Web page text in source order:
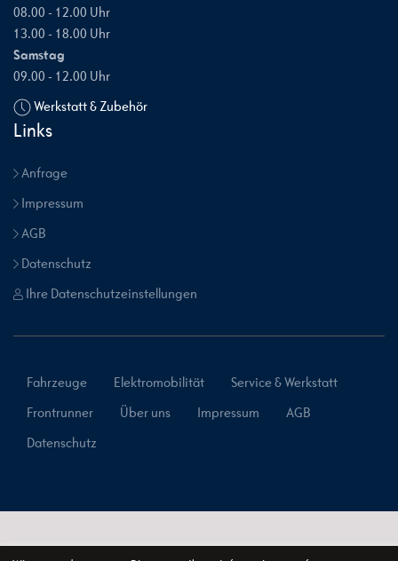
08.00 - 12.00 Uhr
13.00 - 18.00 Uhr
Samstag
09.00 - 12.00 Uhr
Werkstatt & Zubehör
Links
Anfrage
Impressum
AGB
Datenschutz
Ihre Datenschutzeinstellungen
Fahrzeuge Elektromobilität
Service & Werkstatt
Frontrunner
Über uns Impressum
AGB
Datenschutz